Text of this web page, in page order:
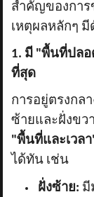
สำคัญของกา
เหตุผลหลักๆ มี
1. มี "พื้นที่ปลอ
ที่สุด
การอยู่ตรงกล
ซ้ายและฝั่งขว
"พื้นที่และเวล
ได้ทัน เช่น
ฝั่งซ้าย: มี